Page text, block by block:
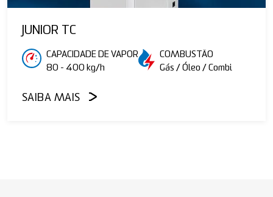
JUNIOR TC
CAPACIDADE DE VAPOR
80 - 400 kg/h
COMBUSTÃO
Gás / Óleo / Combi
SAIBA MAIS